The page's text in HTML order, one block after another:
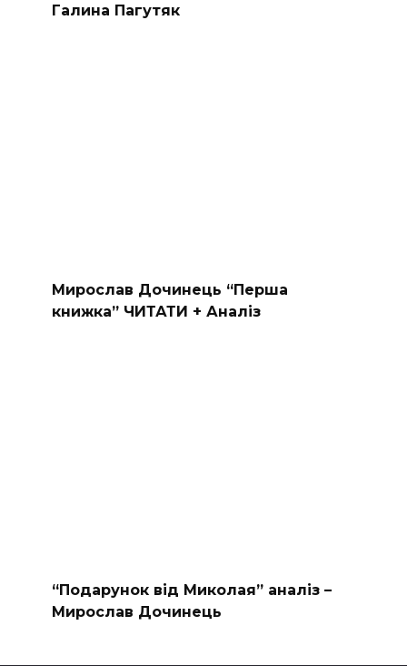
Галина Пагутяк
Мирослав Дочинець “Перша
книжка” ЧИТАТИ + Аналіз
“Подарунок від Миколая” аналіз –
Мирослав Дочинець